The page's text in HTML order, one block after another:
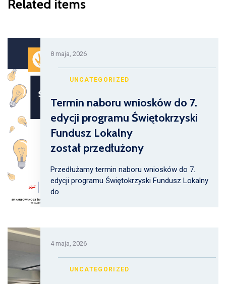
Related items
8 maja, 2026
UNCATEGORIZED
Termin naboru wniosków do 7.
edycji programu Świętokrzyski
Fundusz Lokalny
został przedłużony
Przedłużamy termin naboru wniosków do 7.
edycji programu Świętokrzyski Fundusz Lokalny
do
4 maja, 2026
UNCATEGORIZED